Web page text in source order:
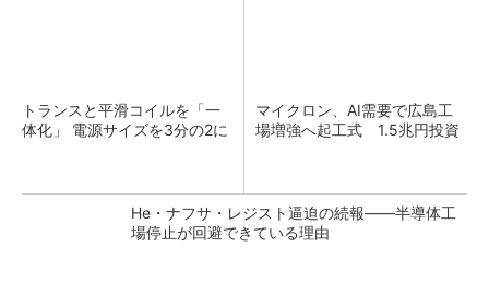
トランスと平滑コイルを「一
体化」 電源サイズを3分の2に
マイクロン、AI需要で広島工
場増強へ起工式 1.5兆円投資
He・ナフサ・レジスト逼迫の続報――半導体工
場停止が回避できている理由